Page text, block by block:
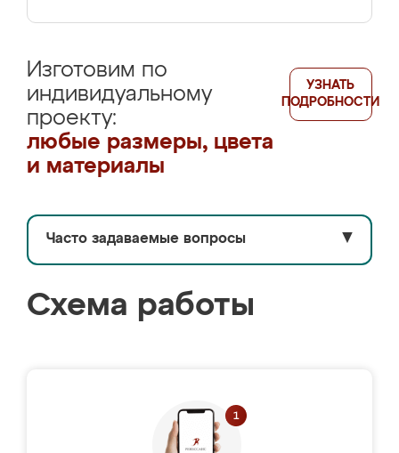
Изготовим по
индивидуальному
проекту:
любые размеры, цвета
и материалы
УЗНАТЬ
ПОДРОБНОСТИ
Часто задаваемые вопросы ▼
Схема работы